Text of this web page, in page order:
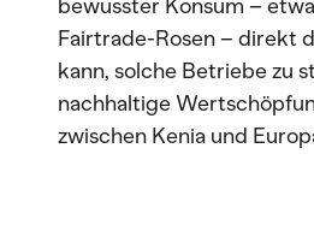
bewusster Konsum –
Fairtrade-Rosen – direkt
kann, solche Betriebe zu
nachhaltige
zwischen Kenia und